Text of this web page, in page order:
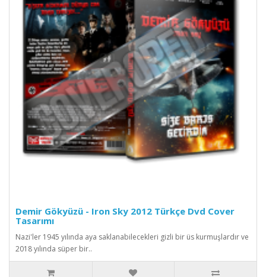
Demir Gökyüzü - Iron Sky 2012 Türkçe Dvd Cover
Tasarımı
Nazi'ler 1945 yılında aya saklanabilecekleri gizli bir üs kurmuşlardır ve
2018 yılında süper bir..